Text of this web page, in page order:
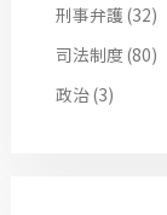
刑事弁護 (32)
司法制度(80)
政治(3)